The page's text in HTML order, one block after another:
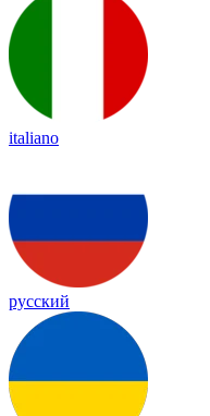
italiano
русский